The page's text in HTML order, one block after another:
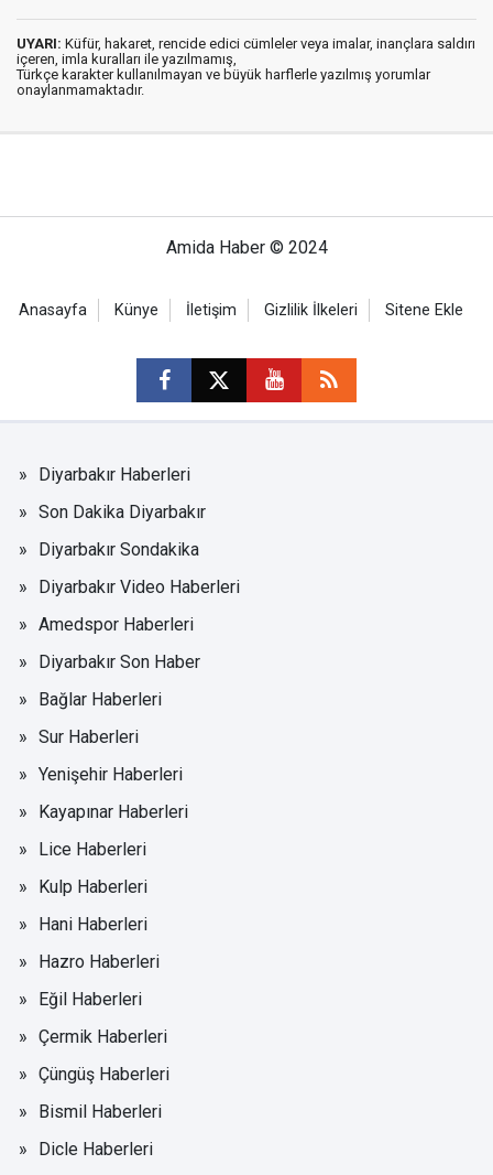
UYARI: Küfür, hakaret, rencide edici cümleler veya imalar, inançlara saldırı
içeren, imla kuralları ile yazılmamış,
Türkçe karakter kullanılmayan ve büyük harflerle yazılmış yorumlar
onaylanmamaktadır.
Amida Haber © 2024
Anasayfa Künye İletişim Gizlilik İlkeleri Sitene Ekle
Diyarbakır Haberleri
Son Dakika Diyarbakır
Diyarbakır Sondakika
Diyarbakır Video Haberleri
Amedspor Haberleri
Diyarbakır Son Haber
Bağlar Haberleri
Sur Haberleri
Yenişehir Haberleri
Kayapınar Haberleri
Lice Haberleri
Kulp Haberleri
Hani Haberleri
Hazro Haberleri
Eğil Haberleri
Çermik Haberleri
Çüngüş Haberleri
Bismil Haberleri
Dicle Haberleri